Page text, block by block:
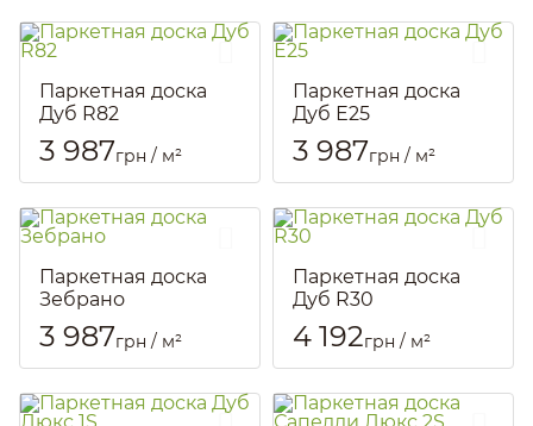
Паркетная доска
Дуб R82
Артикул:: 811
3 987грн / м²
Паркетная доска
Дуб Е25
Артикул:: 814
3 987грн / м²
Паркетная доска
Зебрано
Артикул:: 824
3 987грн / м²
Паркетная доска
Дуб R30
Артикул:: 802
4 192грн / м²